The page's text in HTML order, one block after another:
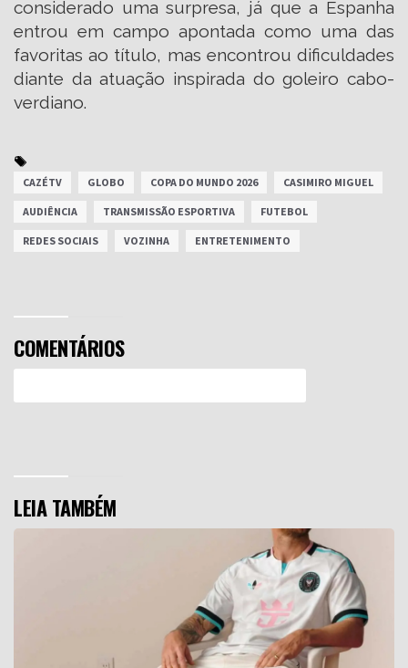
considerado uma surpresa, já que a Espanha
entrou em campo apontada como uma das
favoritas ao título, mas encontrou dificuldades
diante da atuação inspirada do goleiro cabo-
verdiano.
CAZÉTV GLOBO COPA DO MUNDO 2026 CASIMIRO MIGUEL
AUDIÊNCIA TRANSMISSÃO ESPORTIVA FUTEBOL
REDES SOCIAIS VOZINHA ENTRETENIMENTO
COMENTÁRIOS
LEIA TAMBÉM